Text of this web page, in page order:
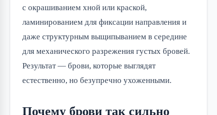
с окрашиванием хной или краской,
ламинированием для фиксации направления и
даже структурным выщипыванием в середине
для механического разрежения густых бровей.
Результат — брови, которые выглядят
естественно, но безупречно ухоженными.
Почему брови так сильно